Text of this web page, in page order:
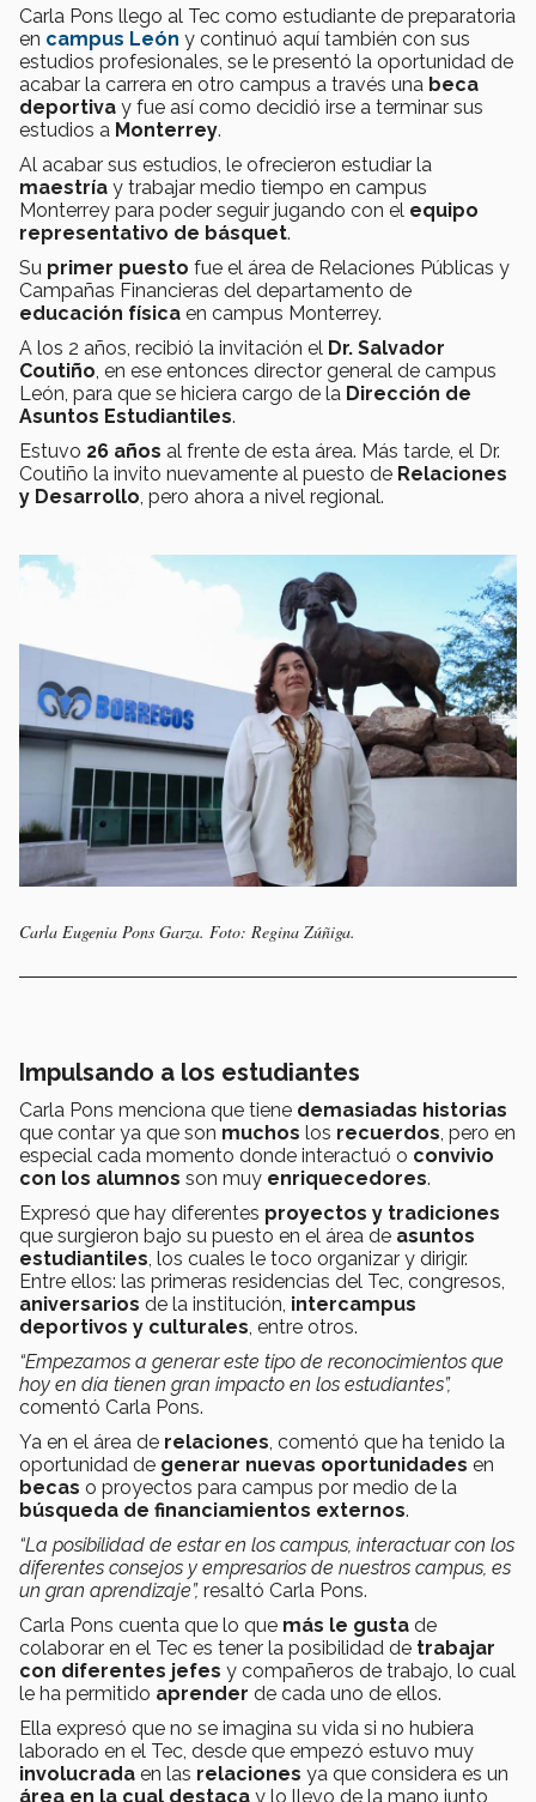
Carla Pons llego al Tec como estudiante de preparatoria
en campus León y continuó aquí también con sus
estudios profesionales, se le presentó la oportunidad de
acabar la carrera en otro campus a través una beca
deportiva y fue así como decidió irse a terminar sus
estudios a Monterrey.
Al acabar sus estudios, le ofrecieron estudiar la
maestría y trabajar medio tiempo en campus
Monterrey para poder seguir jugando con el equipo
representativo de básquet.
Su primer puesto fue el área de Relaciones Públicas y
Campañas Financieras del departamento de
educación física en campus Monterrey.
A los 2 años, recibió la invitación el Dr. Salvador
Coutiño , en ese entonces director general de campus
León, para que se hiciera cargo de la Dirección de
Asuntos Estudiantiles.
Estuvo 26 años al frente de esta área. Más tarde, el Dr.
Coutiño la invito nuevamente al puesto de Relaciones
y Desarrollo , pero ahora a nivel regional.
Carla Eugenia Pons Garza. Foto: Regina Zúñiga.
Impulsando a los estudiantes
Carla Pons menciona que tiene demasiadas historias
que contar ya que son muchos los recuerdos, pero en
especial cada momento donde interactuó o convivio
con los alumnos son muy enriquecedores.
Expresó que hay diferentes proyectos y tradiciones
que surgieron bajo su puesto en el área de asuntos
estudiantiles, los cuales le toco organizar y dirigir.
Entre ellos: las primeras residencias del Tec, congresos,
aniversarios de la institución, intercampus
deportivos y culturales, entre otros.
“Empezamos a generar este tipo de reconocimientos que
hoy en día tienen gran impacto en los estudiantes”,
comentó Carla Pons.
Ya en el área de relaciones, comentó que ha tenido la
oportunidad de generar nuevas oportunidades en
becas o proyectos para campus por medio de la
búsqueda de financiamientos externos.
“La posibilidad de estar en los campus, interactuar con los
diferentes consejos y empresarios de nuestros campus, es
un gran aprendizaje”, resaltó Carla Pons.
Carla Pons cuenta que lo que más le gusta de
colaborar en el Tec es tener la posibilidad de trabajar
con diferentes jefes y compañeros de trabajo, lo cual
le ha permitido aprender de cada uno de ellos.
Ella expresó que no se imagina su vida si no hubiera
laborado en el Tec, desde que empezó estuvo muy
involucrada en las relaciones ya que considera es un
área en la cual destaca y lo llevo de la mano junto